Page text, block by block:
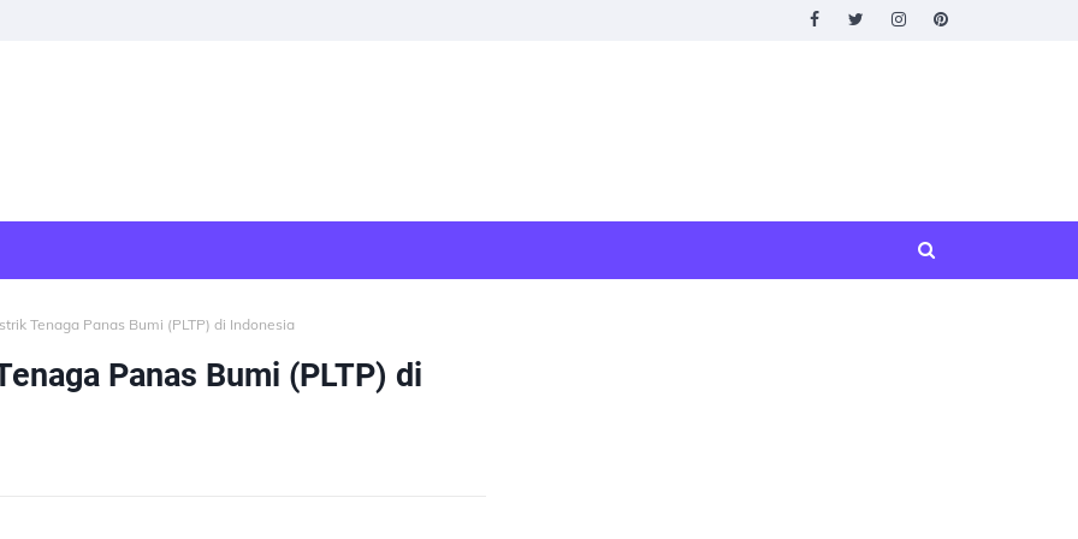
Tenaga Panas Bumi (PLTP) di Indonesia
Panas Bumi (PLTP) di